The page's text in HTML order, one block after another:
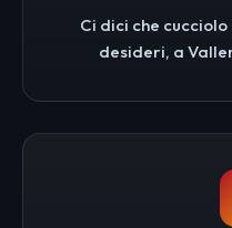
Ci dici che
desideri, a